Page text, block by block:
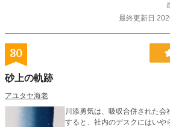
最終更新日
30
砂上の軌跡
アユタヤ海老
川添勇気は、吸収合併された
すると、社内のデスクにはいや